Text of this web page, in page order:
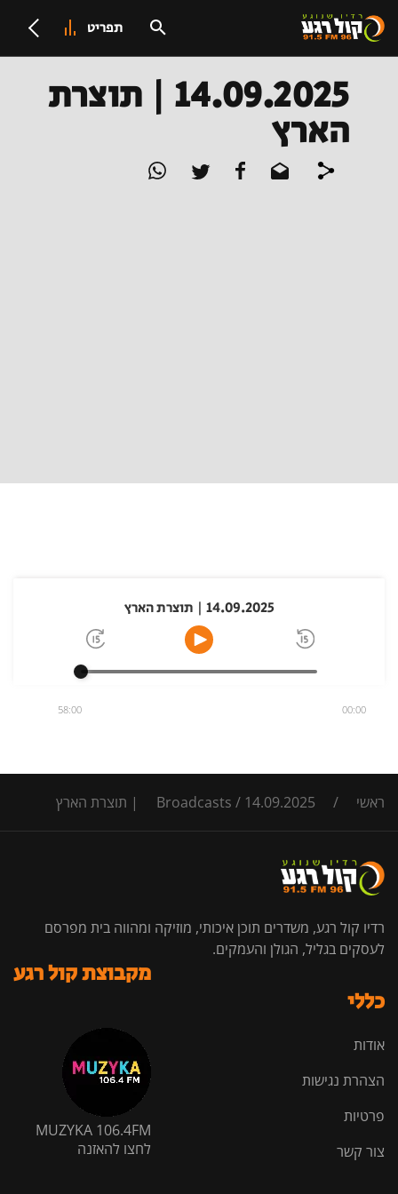
תפריט
14.09.2025 | תוצרת
הארץ
14.09.2025 | תוצרת הארץ
00:00
58:00
ראשי /
Broadcasts / 14.09.2025 | תוצרת הארץ
רדיו קול רגע, משדרים תוכן איכותי, מוזיקה ומהווה בית מפרסם
לעסקים בגליל, הגולן והעמקים.
כללי
אודות
הצהרת נגישות
פרטיות
צור קשר
מקבוצת קול רגע
MUZYKA 106.4FM
לחצו להאזנה